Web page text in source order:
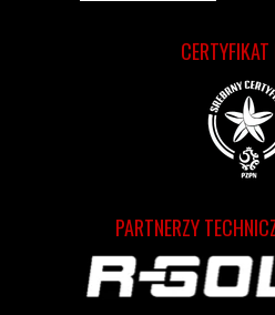
PARTNERZY